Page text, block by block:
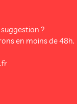
?
en moins de 48h.